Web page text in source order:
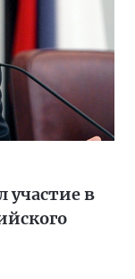
участие в